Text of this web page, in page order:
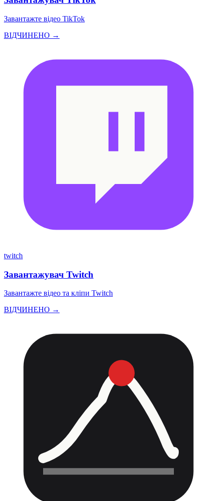
Завантажте відео TikTok
ВІДЧИНЕНО →
twitch
Завантажувач Twitch
Завантажте відео та кліпи Twitch
ВІДЧИНЕНО →